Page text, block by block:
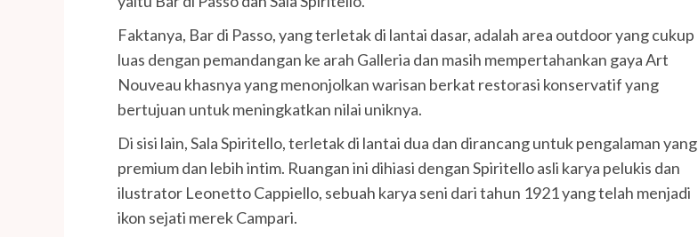
Faktanya, Bar di Passo, yang terletak di lantai dasar, adalah area outdoor yang cukup
luas dengan pemandangan ke arah Galleria dan masih mempertahankan gaya Art
Nouveau khasnya yang menonjolkan warisan berkat restorasi konservatif yang
bertujuan untuk meningkatkan nilai uniknya.
Di sisi lain, Sala Spiritello, terletak di lantai dua dan dirancang untuk pengalaman yang
premium dan lebih intim. Ruangan ini dihiasi dengan Spiritello asli karya pelukis dan
ilustrator Leonetto Cappiello, sebuah karya seni dari tahun 1921 yang telah menjadi
ikon sejati merek Campari.